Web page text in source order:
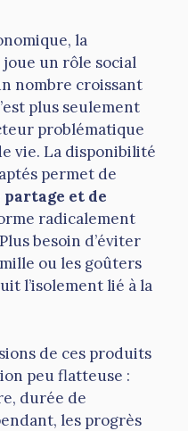
la
joue un rôle social
nombre croissant
plus seulement
problématique
vie. La disponibilité
permet de
partage et de
radicalement
besoin d’éviter
ou les goûters
l’isolement lié à la
de ces produits
peu flatteuse :
durée de
les progrès